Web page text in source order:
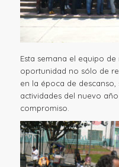
Esta semana el equipo
oportunidad no sólo de
en la época de
actividades del nuevo
compromiso.